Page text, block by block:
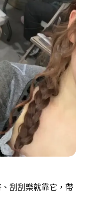
刮刮樂就靠它，帶